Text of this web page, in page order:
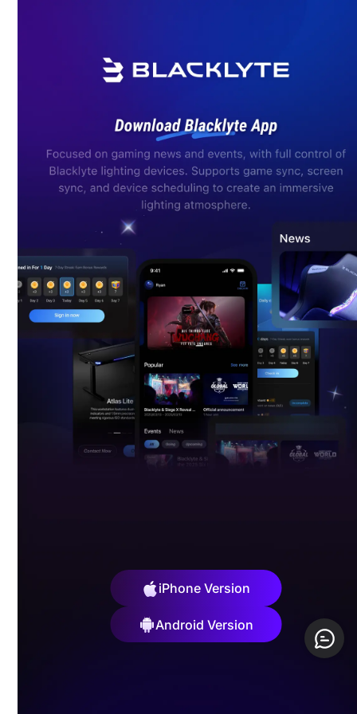
iPhone Version
Android Version
Download Open